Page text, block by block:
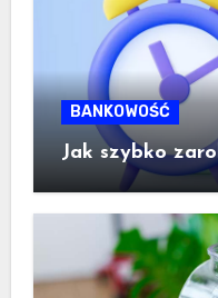
BANKOWOŚĆ
Jak szybko